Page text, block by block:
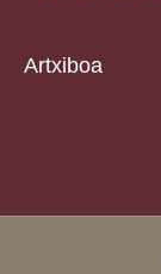
Artxiboa